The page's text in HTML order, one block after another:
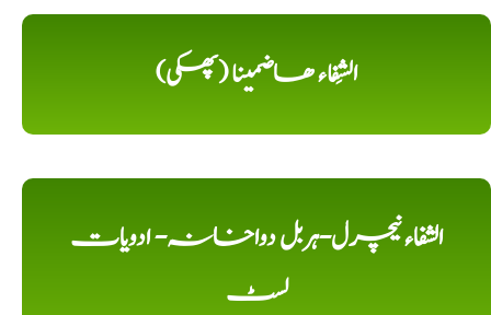
الشِفاء ھاضمینا (پھکی)
الشفاء نیچرل-ہربل دواخانہ- ادویات
لسٹ